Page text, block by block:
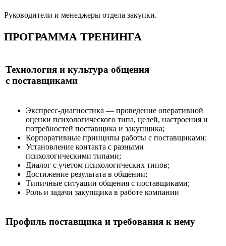
Руководители и менеджеры отдела закупки.
ПРОГРАММА ТРЕНИНГА
Технология и культура общения
с поставщиками
Экспресс-диагностика — проведение оперативной
оценки психологического типа, целей, настроения и
потребностей поставщика и закупщика;
Корпоративные принципы работы с поставщиками;
Установление контакта с разными
психологическими типами;
Диалог с учетом психологических типов;
Достижение результата в общении;
Типичные ситуации общения с поставщиками;
Роль и задачи закупщика в работе компании
Профиль поставщика и требования к нему